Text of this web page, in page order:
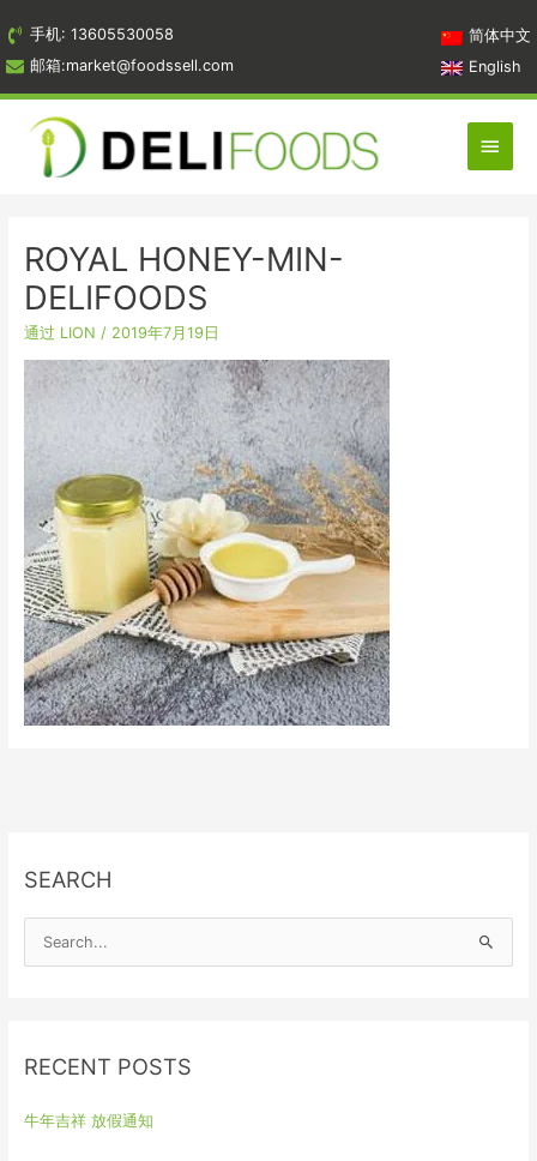
到
内
容
手机: 13605530058
邮箱:market@foodssell.com
简体中文
English
主
菜
ROYAL HONEY-MIN-
DELIFOODS
通过 LION / 2019年7月19日
SEARCH
c
f
RECENT POSTS
牛年吉祥 放假通知